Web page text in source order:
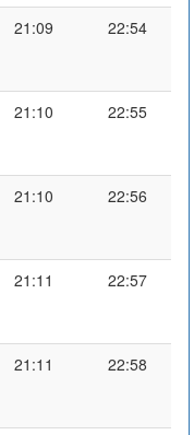
21:09 22:54
21:10 22:55
21:10 22:56
21:11 22:57
21:11 22:58